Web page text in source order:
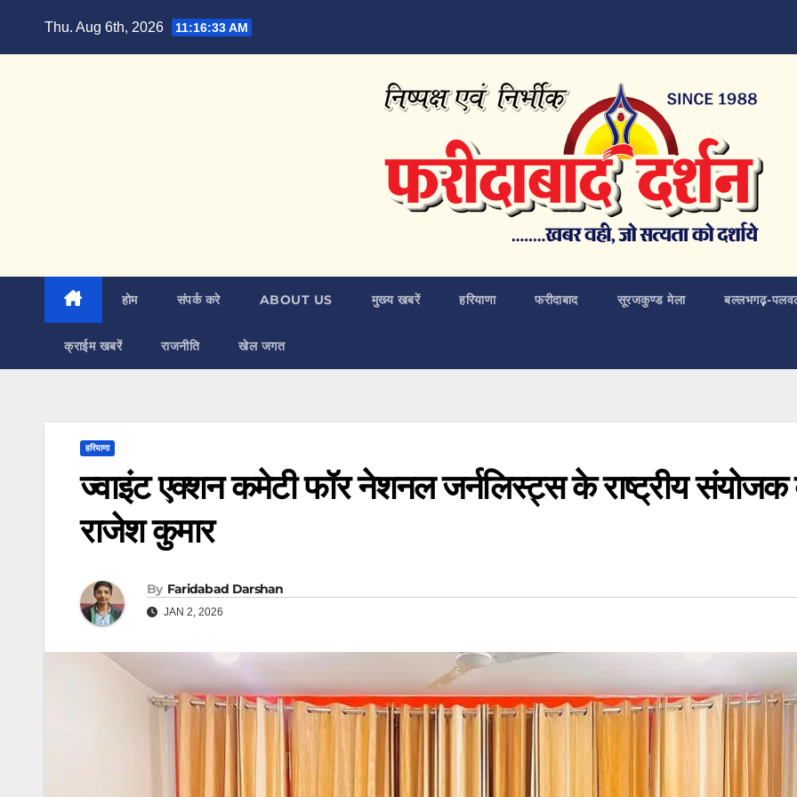
Thu. Aug 6th, 2026 11:16:34 AM
होम संपर्क करे ABOUT US मुख्य खबरें हरियाणा फरीदाबाद सूरजकुण्ड मेला बल्लभगढ़़-
क्राईम खबरें राजनीति खेल जगत
हरियाणा
ज्वाइंट एक्शन कमेटी फॉर नेशनल जर्नलिस्ट्स के राष्ट्रीय संयोजक
राजेश कुमार
By Faridabad Darshan
JAN 2, 2026